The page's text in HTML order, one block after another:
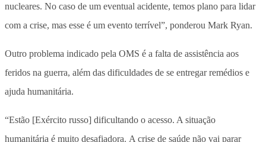
nucleares. No caso de um eventual acidente, temos plano para lidar
com a crise, mas esse é um evento terrível”, ponderou Mark Ryan.
Outro problema indicado pela OMS é a falta de assistência aos
feridos na guerra, além das dificuldades de se entregar remédios e
ajuda humanitária.
“Estão [Exército russo] dificultando o acesso. A situação
humanitária é muito desafiadora. A crise de saúde não vai parar